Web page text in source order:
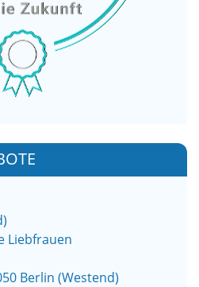
Liebfrauen
Berlin (Westend)